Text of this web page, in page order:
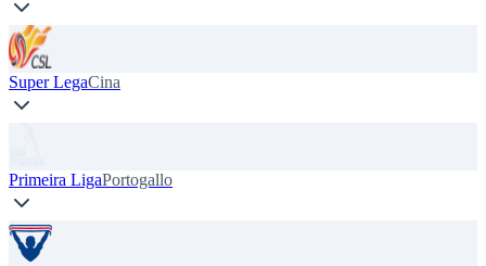
Super LegaCina
Primeira LigaPortogallo